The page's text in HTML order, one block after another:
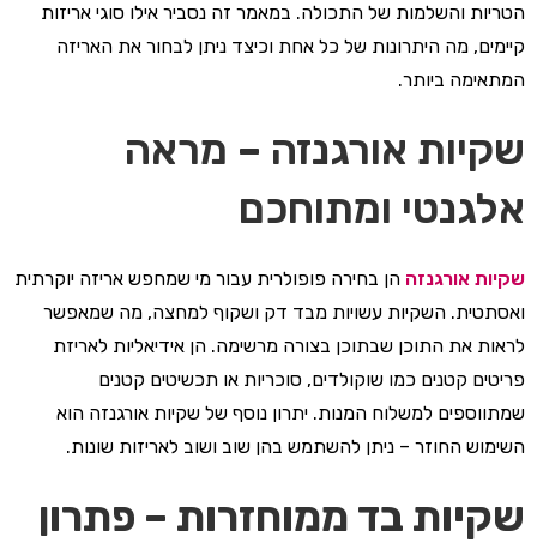
הטריות והשלמות של התכולה. במאמר זה נסביר אילו סוגי אריזות
קיימים, מה היתרונות של כל אחת וכיצד ניתן לבחור את האריזה
המתאימה ביותר.
שקיות אורגנזה – מראה
אלגנטי ומתוחכם
שקיות אורגנזה הן בחירה פופולרית עבור מי שמחפש אריזה יוקרתית
ואסתטית. השקיות עשויות מבד דק ושקוף למחצה, מה שמאפשר
לראות את התוכן שבתוכן בצורה מרשימה. הן אידיאליות לאריזת
פריטים קטנים כמו שוקולדים, סוכריות או תכשיטים קטנים
שמתווספים למשלוח המנות. יתרון נוסף של שקיות אורגנזה הוא
השימוש החוזר – ניתן להשתמש בהן שוב ושוב לאריזות שונות.
שקיות בד ממוחזרות – פתרון